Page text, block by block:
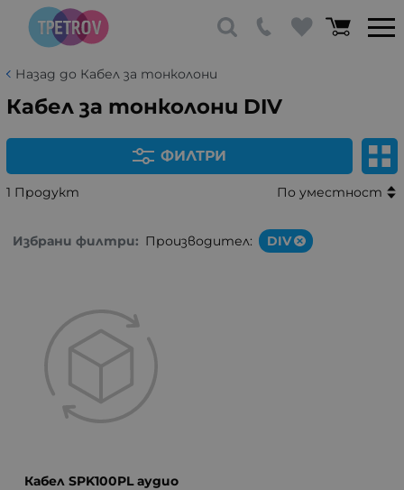
Назад до Кабел за тонколони
Кабел за тонколони DIV
ФИЛТРИ
1 Продукт По уместност
Избрани филтри: Производител: DIV
Кабел SPK100PL аудио